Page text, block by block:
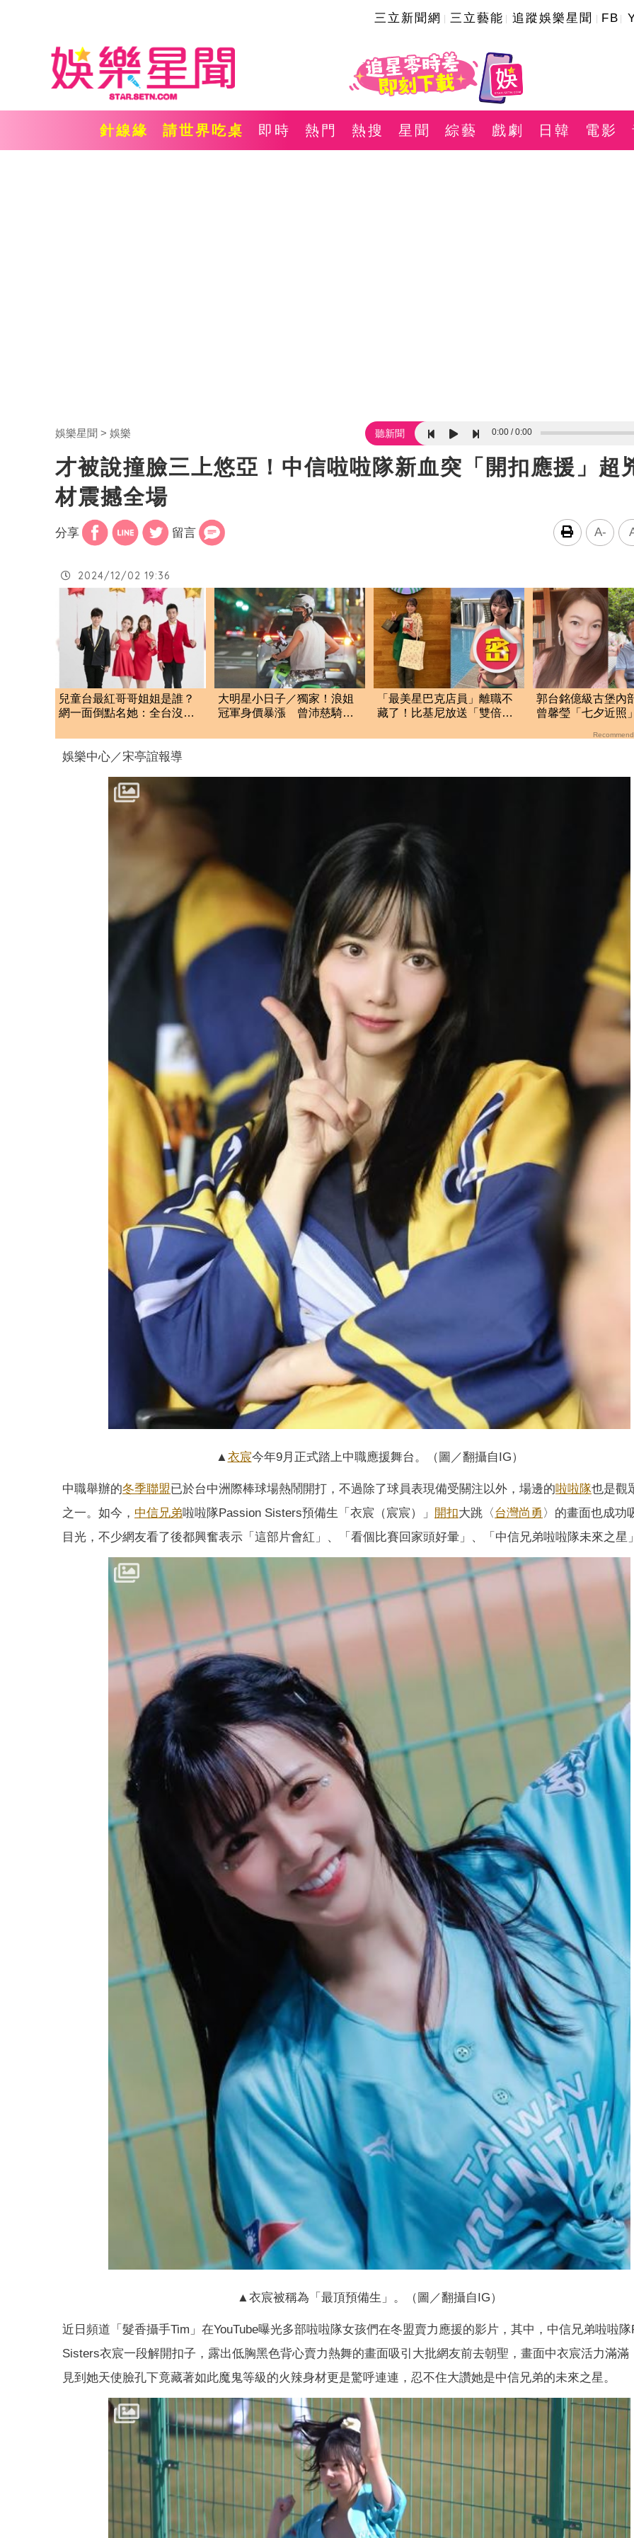
三立新聞網 三立藝能 追蹤娛樂星聞 FB
針線緣 請世界吃桌 即時 熱門 熱搜 星聞 綜藝 戲劇 日韓 電影
娛樂星聞 娛樂 聽新聞 0:00 0:00
才被說撞臉三上悠亞！中信啦啦隊新血突「開扣應援」超
材震撼全場
分享 留言 A-
2024/12/02 19:36
兒童台最紅哥哥姐姐是誰？
網一面倒點名她：全台沒人
大明星小日子／獨家！浪姐
冠軍身價暴漲 曾沛慈騎共
「最美星巴克店員」離職不
藏了！比基尼放送「雙倍牛
郭台銘億級古堡內
曾馨瑩「七夕近照
娛樂中心／宋亭誼報導
▲衣宸今年9月正式踏上中職應援舞台。（圖／翻攝自IG）
中職舉辦的冬季聯盟已於台中洲際棒球場熱鬧開打，不過除了球員表現備受關注以外，場邊的啦啦隊也是觀
之一。如今， 中信兄弟啦啦隊Passion Sisters預備生「衣宸（宸宸）」 開扣大跳〈 台灣尚勇 〉的畫面也成功
目光，不少網友看了後都興奮表示「這部片會紅」、「看個比賽回家頭好暈」、「中信兄弟啦啦隊未來之星
▲衣宸被稱為「最頂預備生」。（圖／翻攝自IG）
近日頻道「髮香攝手Tim」在YouTube曝光多部啦啦隊女孩們在冬盟賣力應援的影片，其中，中信兄弟啦啦
Sisters衣宸一段解開扣子，露出低胸黑色背心賣力熱舞的畫面吸引大批網友前去朝聖，畫面中衣宸活力滿滿
見到她天使臉孔下竟藏著如此魔鬼等級的火辣身材更是驚呼連連，忍不住大讚她是中信兄弟的未來之星。